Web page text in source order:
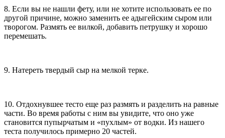
8. Если вы не нашли фету, или не хотите использовать ее по
другой причине, можно заменить ее адыгейским сыром или
творогом. Размять ее вилкой, добавить петрушку и хорошо
перемешать.
9. Натереть твердый сыр на мелкой терке.
10. Отдохнувшее тесто еще раз размять и разделить на равные
части. Во время работы с ним вы увидите, что оно уже
становится пупырчатым и «пухлым» от водки. Из нашего
теста получилось примерно 20 частей.